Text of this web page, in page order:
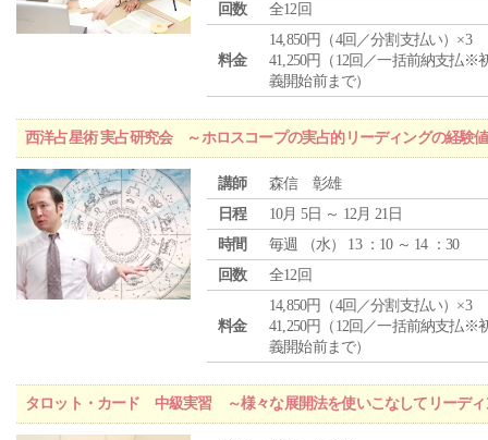
回数
全12回
料金
14,850円（4回／分割支払い）×3
41,250円（12回／一括前納支払※
義開始前まで）
西洋占星術 実占研究会 ～ホロスコープの実占的リーディングの経験
講師
森信 彰雄
日程
10月 5日 ～ 12月 21日
時間
毎週 （水） 13 ：10 ～ 14 ：30
回数
全12回
料金
14,850円（4回／分割支払い）×3
41,250円（12回／一括前納支払※
義開始前まで）
タロット・カード 中級実習 ～様々な展開法を使いこなしてリーディ